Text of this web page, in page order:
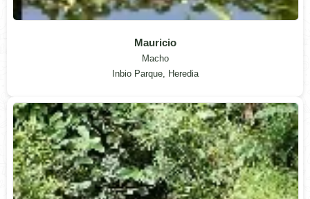
Mauricio
Macho
Inbio Parque, Heredia